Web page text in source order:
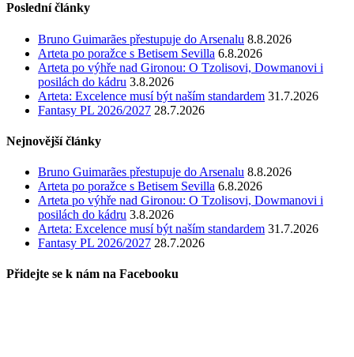
Poslední články
Bruno Guimarães přestupuje do Arsenalu 8.8.2026
Arteta po poražce s Betisem Sevilla 6.8.2026
Arteta po výhře nad Gironou: O Tzolisovi, Dowmanovi i
posilách do kádru 3.8.2026
Arteta: Excelence musí být naším standardem 31.7.2026
Fantasy PL 2026/2027 28.7.2026
Nejnovější články
Bruno Guimarães přestupuje do Arsenalu 8.8.2026
Arteta po poražce s Betisem Sevilla 6.8.2026
Arteta po výhře nad Gironou: O Tzolisovi, Dowmanovi i
posilách do kádru 3.8.2026
Arteta: Excelence musí být naším standardem 31.7.2026
Fantasy PL 2026/2027 28.7.2026
Přidejte se k nám na Facebooku